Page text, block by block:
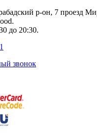
р-он, 7 проезд
до 20:30.
звонок